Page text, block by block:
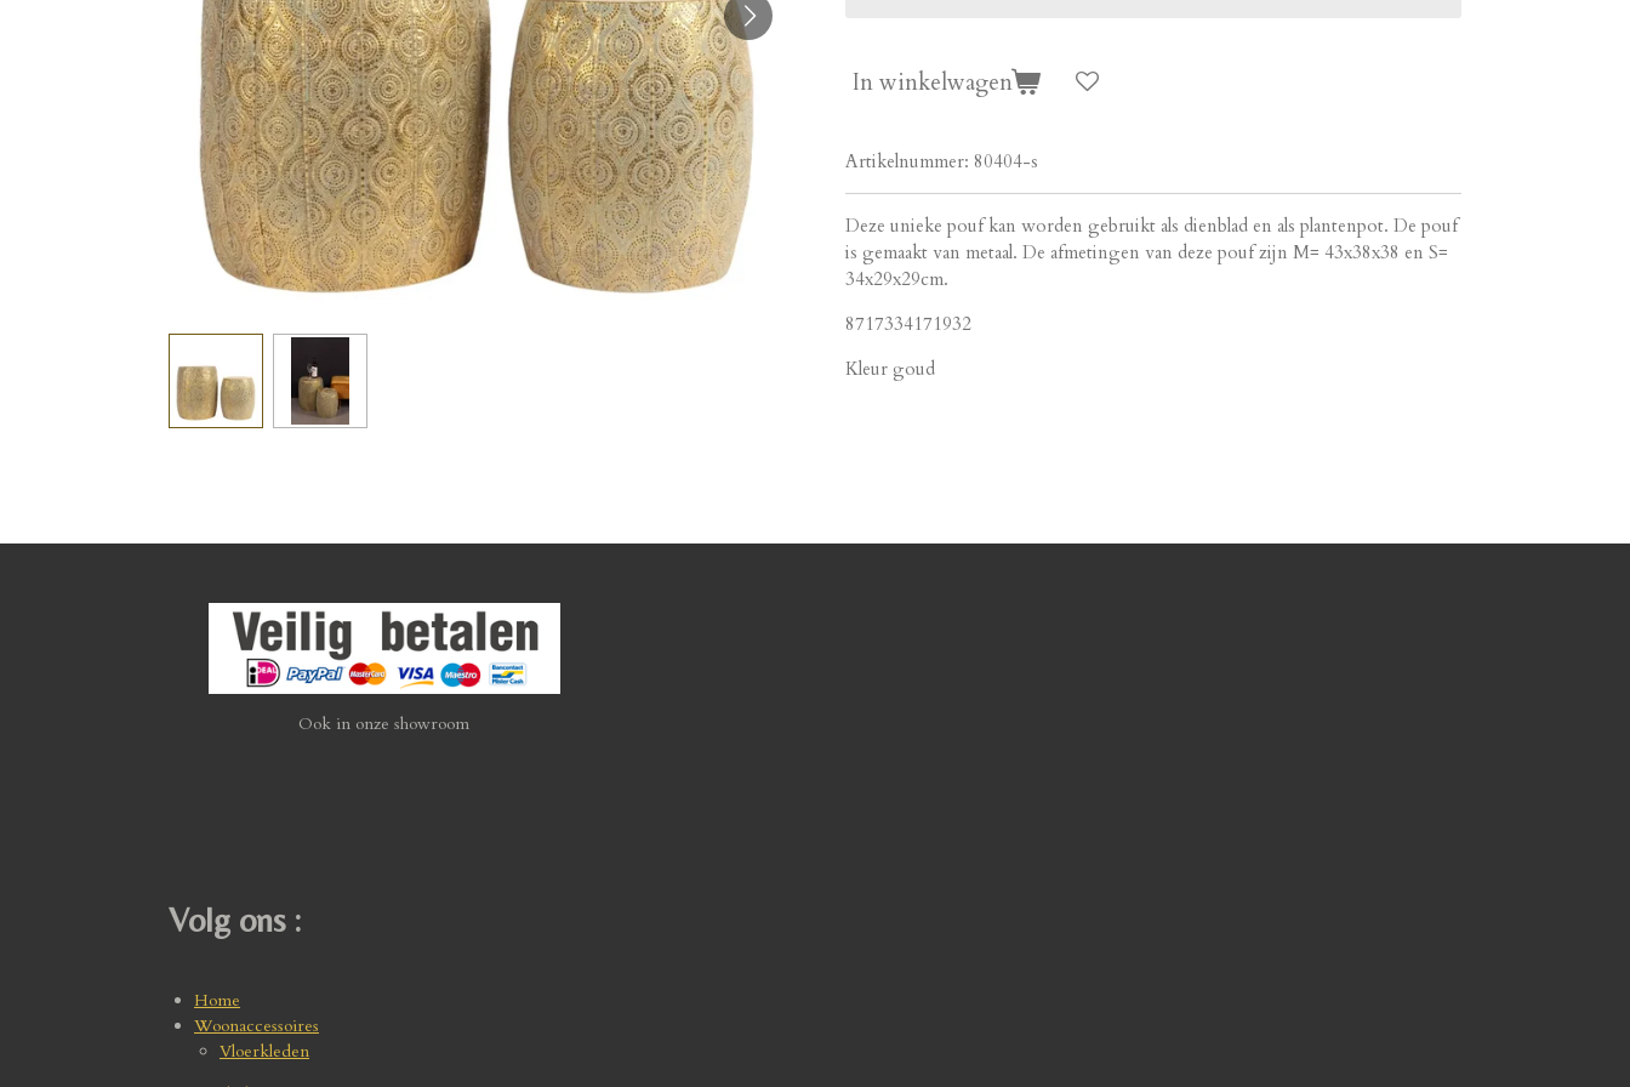
In winkelwagen
Artikelnummer: 80404-s
Deze unieke pouf kan worden gebruikt als dienblad en als plantenpot. De pouf
is gemaakt van metaal. De afmetingen van deze pouf zijn M= 43x38x38 en S=
34x29x29cm.
8717334171932
Kleur goud
Ook in onze showroom
Volg ons :
Home
Woonaccessoires
Vloerkleden